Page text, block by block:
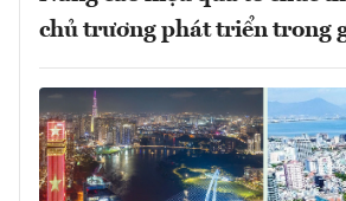
chủ trương phát triển trong